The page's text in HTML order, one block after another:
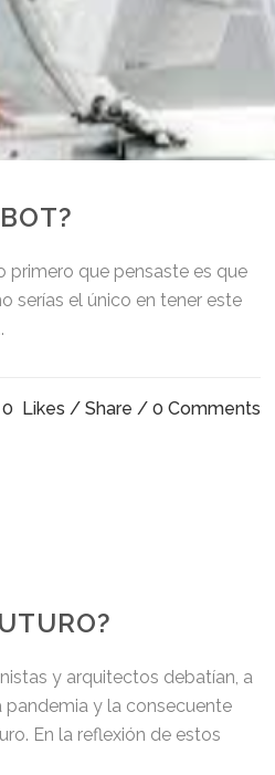
primero que pensaste es que
serías el único en tener este
0 Likes Share 0 Comments
y arquitectos debatían, a
y la consecuente
En la reflexión de estos